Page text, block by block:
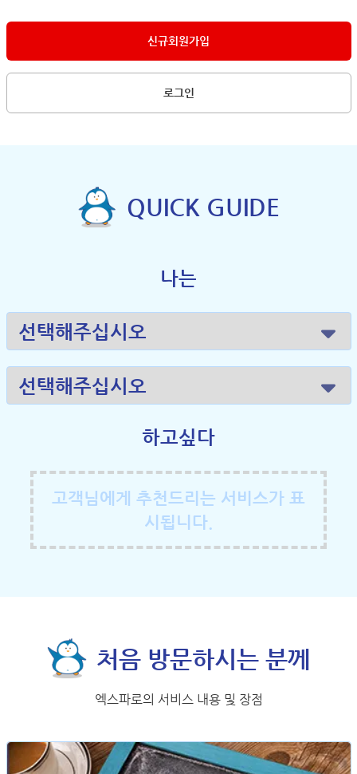
신규회원가입
로그인
QUICK GUIDE
나는
하고싶다
고객님에게 추천드리는 서비스가 표
시됩니다.
처음 방문하시는 분께
엑스파로의 서비스 내용 및 장점